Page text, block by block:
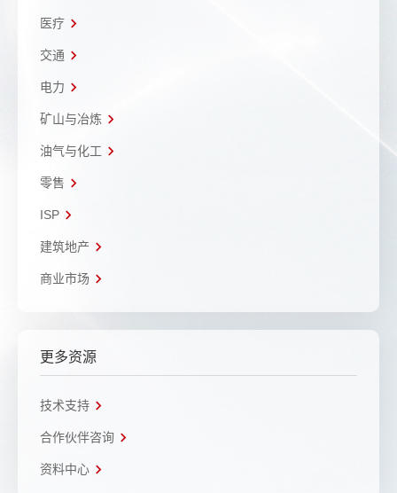
医疗
交通
电力
矿山与冶炼
油气与化工
零售
ISP
建筑地产
商业市场
更多资源
技术支持
合作伙伴咨询
资料中心